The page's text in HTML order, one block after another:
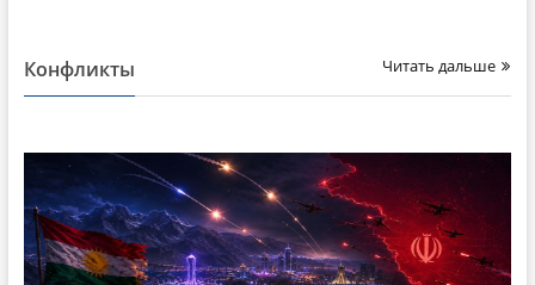
Конфликты Читать дальше